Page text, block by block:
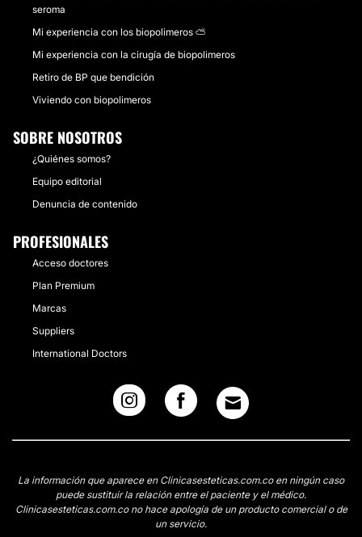
seroma
Mi experiencia con los biopolimeros ⛅️
Mi experiencia con la cirugía de biopolimeros
Retiro de BP que bendición
Viviendo con biopolimeros
SOBRE NOSOTROS
¿Quiénes somos?
Equipo editorial
Denuncia de contenido
PROFESIONALES
Acceso doctores
Plan Premium
Marcas
Suppliers
International Doctors
La información que aparece en Clinicasesteticas.com.co en ningún caso
puede sustituir la relación entre el paciente y el médico.
Clinicasesteticas.com.co no hace apología de un producto comercial o de
un servicio.